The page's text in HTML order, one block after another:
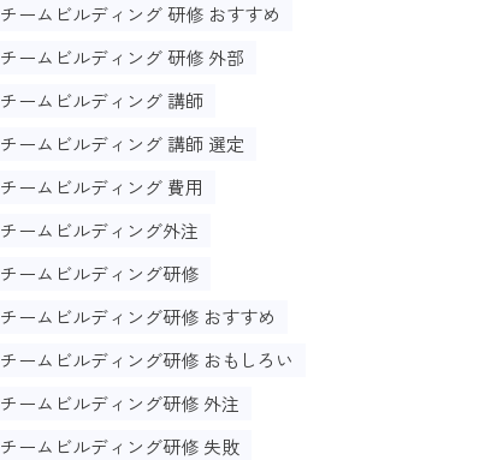
チームビルディング 研修 おすすめ
チームビルディング 研修 外部
チームビルディング 講師
チームビルディング 講師 選定
チームビルディング 費用
チームビルディング外注
チームビルディング研修
チームビルディング研修 おすすめ
チームビルディング研修 おもしろい
チームビルディング研修 外注
チームビルディング研修 失敗